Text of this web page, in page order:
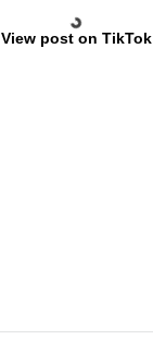
View post on TikTok